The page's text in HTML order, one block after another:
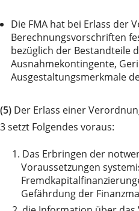
Die FMA hat bei Erlass der
Berechnungsvorschriften
bezüglich der Bestandteile
Ausnahmekontingente,
Ausgestaltungsmerkmale
(5) Der Erlass einer
3 setzt Folgendes voraus:
1. Das Erbringen der
Voraussetzungen
Gefährdung der